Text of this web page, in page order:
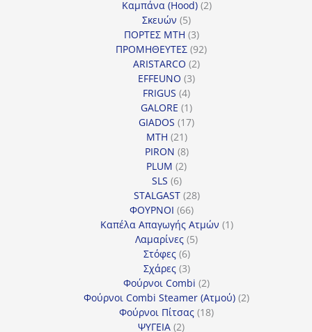
Καμπάνα (Hood) 22
Σκευών 55
προϊόντα
ΠΟΡΤΕΣ MTH 33
προϊόντα
ΠΡΟΜΗΘΕΥΤΕΣ 9292
ARISTARCO 22
EFFEUNO 33
FRIGUS 44
προϊόντα
GALORE 11
προϊόν
GIADOS 1717
MTH 2121
προϊόντα
PIRON 88
προϊόντα
PLUM 22
SLS 66
προϊόντα
STALGAST 2828
ΦΟΥΡΝΟΙ 6666
προϊόντα
Καπέλα Απαγωγής Ατμών 11
Λαμαρίνες 55
Στόφες 66
προϊόντα
Σχάρες 33
προϊόντα
Φούρνοι Combi 22
προϊόντα
Φούρνοι Combi Steamer (Ατμού) 22
Φούρνοι Πίτσας 1818
ΨΥΓΕΙΑ 22